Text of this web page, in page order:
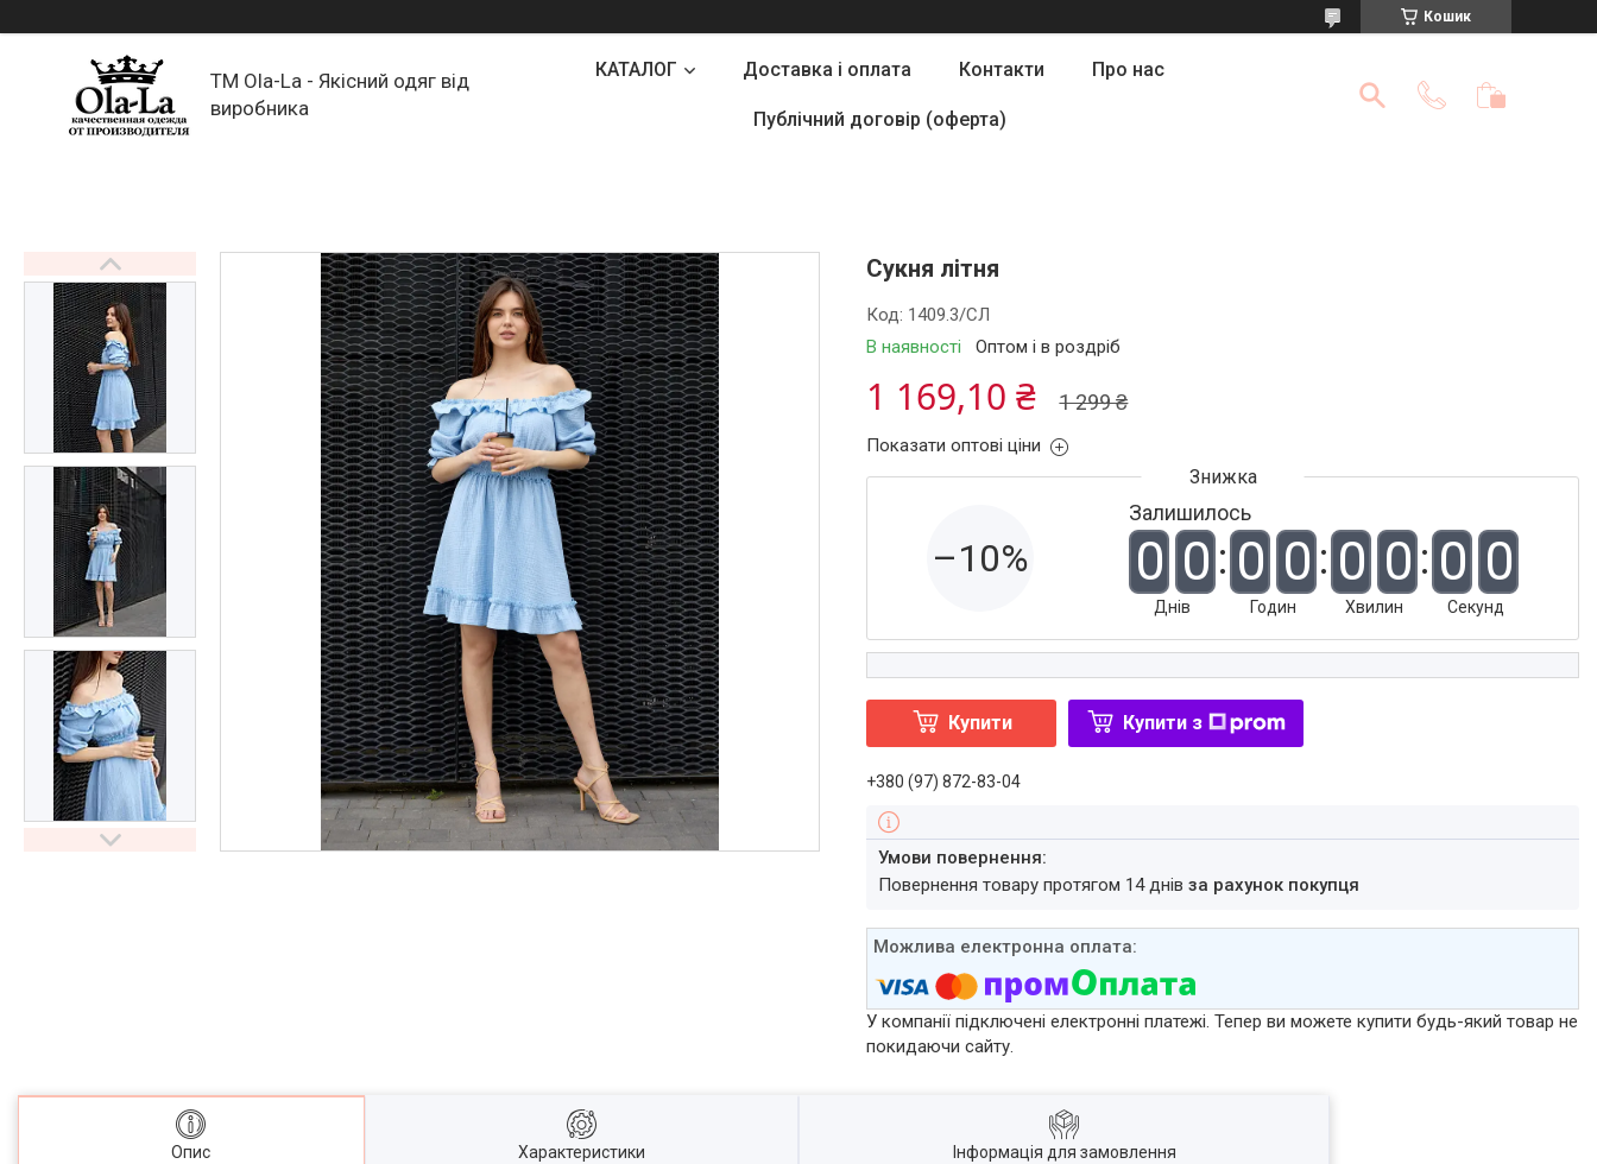
Кошик
TM Ola-La - Якісний одяг від
виробника
КАТАЛОГ Доставка і оплата Контакти Про нас
Публічний договір (оферта)
Сукня літня
В наявності Оптом і в роздріб
Код: 1409.3/СЛ
1 299 ₴
1 169,10 ₴
Показати оптові ціни
–10%
Залишилось
0 0
Днів
0 0
Годин
0 0
Хвилин
0 0
Секунд
Купити Купити з
+380 (97) 872-83-04
повернення товару протягом 14 днівза рахунок покупця
У компанії підключені електронні платежі. Тепер ви можете купити будь-який товар не
покидаючи сайту.
Опис Характеристики Інформація для замовлення